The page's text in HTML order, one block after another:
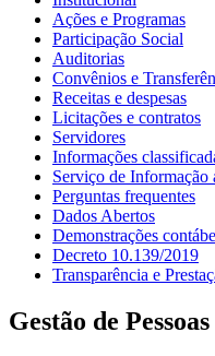
Ações e Programas
Participação Social
Auditorias
Convênios e
Receitas e despesas
Licitações e contratos
Servidores
Informações
Serviço de
Perguntas frequentes
Dados Abertos
Demonstrações
Decreto 10.139/2019
Transparência e
Gestão de Pessoas